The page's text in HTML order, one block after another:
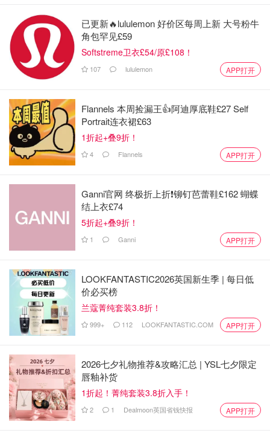
已更新🔥lululemon 好价区每周上新 大号粉牛
角包罕见£59
Softstreme卫衣£54/原£108！
107 lululemon APP打开
Flannels 本周捡漏王👍阿迪厚底鞋£27 Self
Portrait连衣裙£63
1折起+叠9折！
4 Flannels APP打开
Ganni官网 终极折上折❗️铆钉芭蕾鞋£162 蝴蝶
结上衣£74
5折起+叠9折！
1 Ganni APP打开
LOOKFANTASTIC2026英国新生季 | 每日低
价必买榜
兰蔻菁纯套装3.8折！
999+ 112 LOOKFANTASTIC.COM APP打开
2026七夕礼物推荐&攻略汇总 | YSL七夕限定
唇釉补货
1折起！菁纯套装3.8折入手！
2 1 Dealmoon英国省钱快报 APP打开